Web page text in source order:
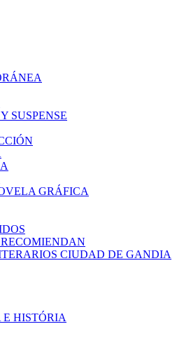
SUSPENSE
GRÁFICA
CIUDAD DE GANDIA
HISTÓRIA